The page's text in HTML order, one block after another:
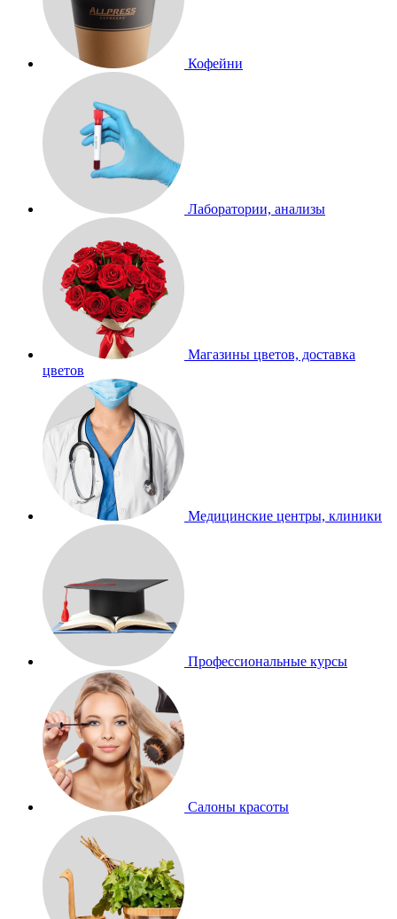
Кофейни
Лаборатории, анализы
Магазины цветов, доставка
цветов
Медицинские центры, клиники
Профессиональные курсы
Салоны красоты